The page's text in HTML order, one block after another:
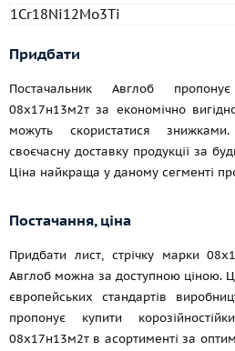
1Cr18Ni12Mo3Ti
Придбати
Постачальник Авглоб
08х17н13м2т за економічно
можуть скористатися
своєчасну доставку продукції за
Ціна найкраща у даному сегменті
Постачання, ціна
Придбати лист, стрічку марки
Авглоб можна за доступною ціною.
європейських стандартів
пропонує купити
08х17н13м2т в асортименті за